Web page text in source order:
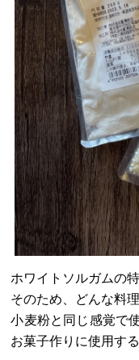
ホワイトソルガムの
そのため、どんな料
小麦粉と同じ感覚で
お菓子作りに使用す